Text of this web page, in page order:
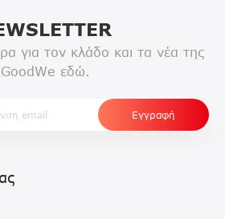
για τον κλάδο και τα νέα της
GoodWe εδώ.